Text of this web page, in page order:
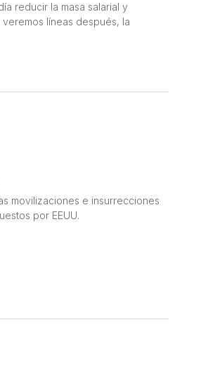
reducir la masa salarial y
líneas después, la
movilizaciones e insurrecciones
por EEUU.